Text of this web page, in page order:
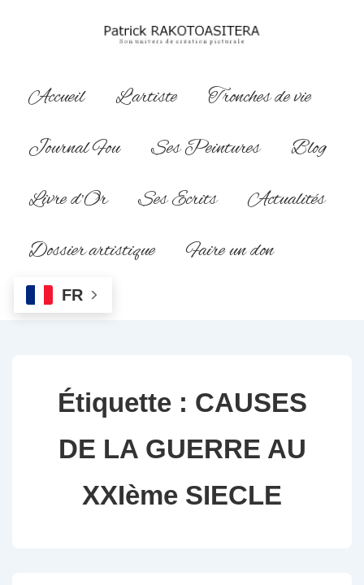
principal
Navigation
Accueil L’artiste
Tronches de vie
Journal Fou
Ses Peintures
Blog
Livre d’Or
Ses Ecrits
Actualités
Dossier artistique
Faire un don
FR
Étiquette : CAUSES
DE LA GUERRE AU
XXIème SIECLE